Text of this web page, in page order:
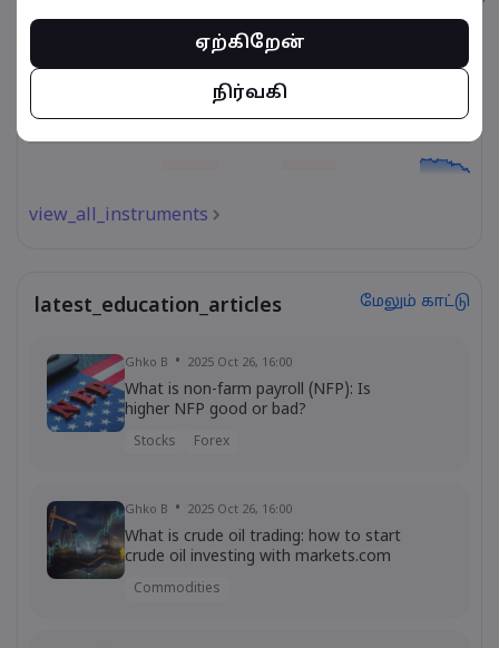
view_all_instruments
latest_education_articles மேலும் காட்டு
Ghko B 2025 Oct 26, 16:00
What is non-farm payroll (NFP): Is
higher NFP good or bad?
Stocks Forex
Ghko B 2025 Oct 26, 16:00
What is crude oil trading: how to start
crude oil investing with markets.com
Commodities
ஏற்கிறேன்
நிர்வகி